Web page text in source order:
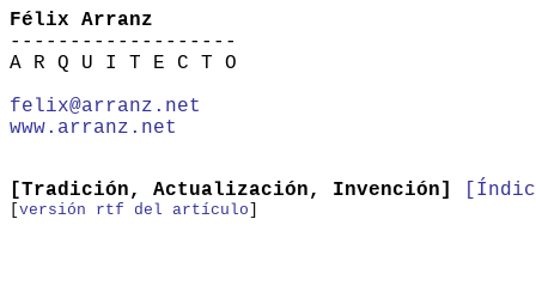
Félix Arranz
-------------------
A R Q U I T E C T O
felix@arranz.net
www.arranz.net
[Tradición, Actualización, Invención]
versión rtf del artículo